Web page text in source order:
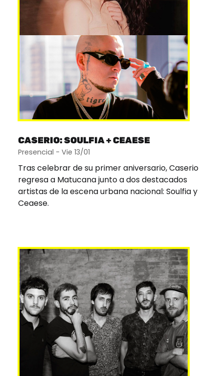
CASERIO: SOULFIA + CEAESE
Presencial - Vie 13/01
Tras celebrar de su primer aniversario, Caserio
regresa a Matucana junto a dos destacados
artistas de la escena urbana nacional: Soulfia y
Ceaese.